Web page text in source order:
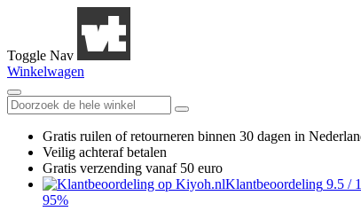
Toggle Nav
Winkelwagen
Gratis ruilen of retourneren binnen 30 dagen in
Veilig achteraf betalen
Gratis verzending vanaf 50 euro
Klantbeoordeling 9.5 /
95%